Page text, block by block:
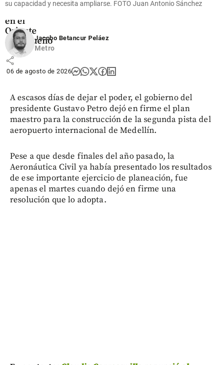
millones
en el
Oriente
antioqueño
share
su capacidad y necesita ampliarse. FOTO Juan Antonio Sánchez
Jacobo Betancur Peláez
Metro
06 de agosto de 2026
A escasos días de dejar el poder, el gobierno del
presidente Gustavo Petro dejó en firme el plan
maestro para la construcción de la segunda pista del
aeropuerto internacional de Medellín.
Pese a que desde finales del año pasado, la
Aeronáutica Civil ya había presentado los resultados
de ese importante ejercicio de planeación, fue
apenas el martes cuando dejó en firme una
resolución que lo adopta.